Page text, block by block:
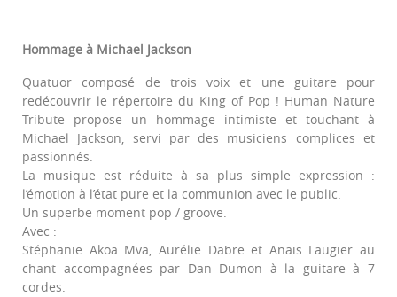
Hommage à Michael Jackson
Quatuor composé de trois voix et une guitare pour
redécouvrir le répertoire du King of Pop ! Human Nature
Tribute propose un hommage intimiste et touchant à
Michael Jackson, servi par des musiciens complices et
passionnés.
La musique est réduite à sa plus simple expression :
l’émotion à l’état pure et la communion avec le public.
Un superbe moment pop / groove.
Avec :
Stéphanie Akoa Mva, Aurélie Dabre et Anaïs Laugier au
chant accompagnées par Dan Dumon à la guitare à 7
cordes.